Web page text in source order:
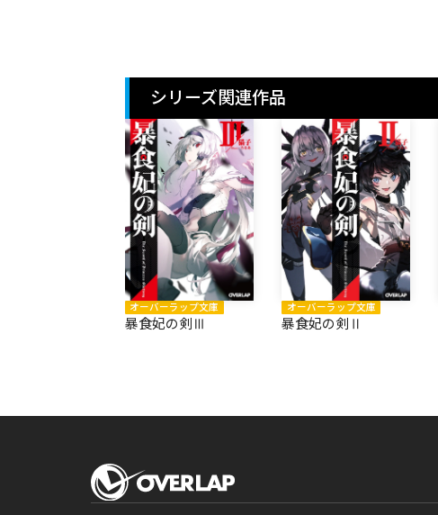
シリーズ関連作品
オーバーラップ文庫
暴食妃の剣Ⅲ
オーバーラップ文庫
暴食妃の剣Ⅱ